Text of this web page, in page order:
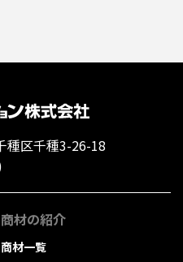
種区千種3-26-18
商材の紹介
商材一覧